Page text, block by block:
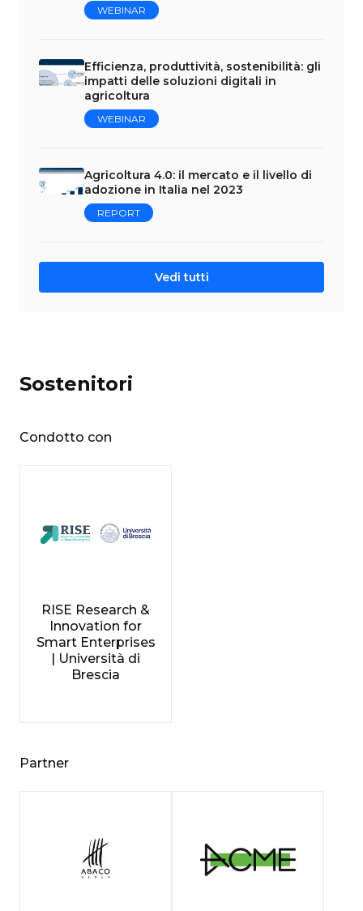
WEBINAR
Efficienza, produttività, sostenibilità: gli
impatti delle soluzioni digitali in
agricoltura
WEBINAR
Agricoltura 4.0: il mercato e il livello di
adozione in Italia nel 2023
REPORT
Vedi tutti
Sostenitori
Condotto con
RISE Research &
Innovation for
Smart Enterprises
| Università di
Brescia
Partner